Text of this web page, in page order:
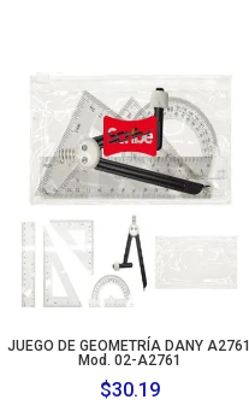
JUEGO DE GEOMETRÍA DANY A2761
Mod. 02-A2761
$30.19